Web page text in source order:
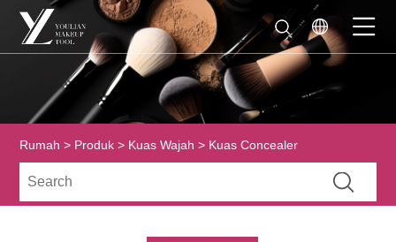
Rumah > Produk > Kuas Wajah > Kuas Concealer